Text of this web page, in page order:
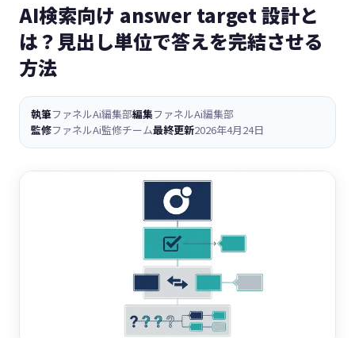
AI検索向け answer target 設計と
は？見出し単位で答えを完結させる
方法
執筆ファネルAi編集部編集ファネルAi編集部
監修ファネルAi監修チーム最終更新2026年4月24日